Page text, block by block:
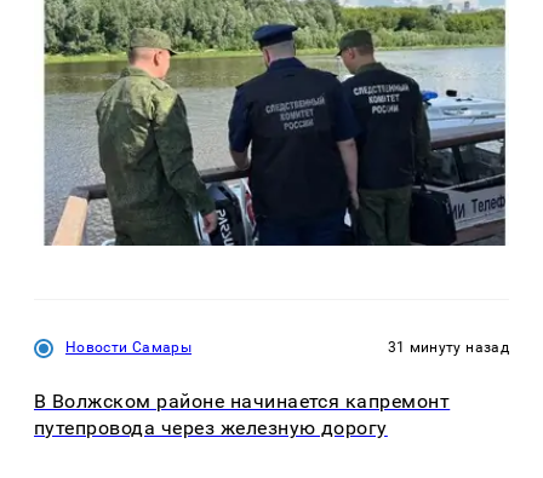
Новости Самары 31 минуту назад
В Волжском районе начинается капремонт
путепровода через железную дорогу